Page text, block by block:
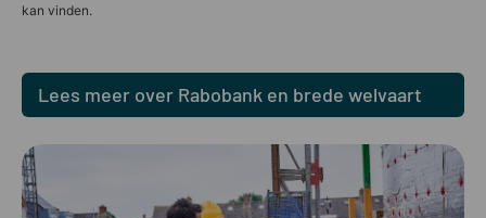
kan vinden.
Lees meer over Rabobank en brede welvaart
in de Metropoolregio Amsterdam